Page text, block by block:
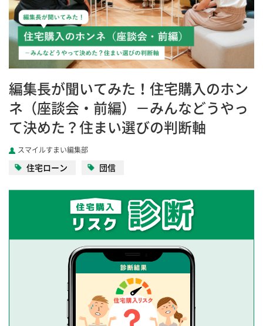
編集長が聞いてみた！住宅購入のホン
ネ（座談会・前編）－みんなどうやっ
て決めた？住まい選びの判断軸
スマイルすまい編集部
住宅ローン 団信